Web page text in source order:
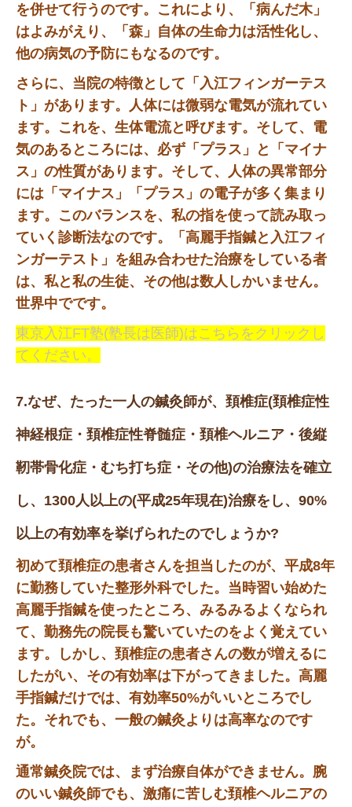
を併せて行うのです。これにより、「病んだ木」
はよみがえり、「森」自体の生命力は活性化し、
他の病気の予防にもなるのです。
さらに、当院の特徴として「入江フィンガーテス
ト」があります。人体には微弱な電気が流れてい
ます。これを、生体電流と呼びます。そして、電
気のあるところには、必ず「プラス」と「マイナ
ス」の性質があります。そして、人体の異常部分
には「マイナス」「プラス」の電子が多く集まり
ます。このバランスを、私の指を使って読み取っ
ていく診断法なのです。「高麗手指鍼と入江フィ
ンガーテスト」を組み合わせた治療をしている者
は、私と私の生徒、その他は数人しかいません。
世界中でです。
東京入江FT塾(塾長は医師)はこちらをクリックし
てください。
7.なぜ、たった一人の鍼灸師が、頚椎症(頚椎症性
神経根症・頚椎症性脊髄症・頚椎ヘルニア・後縦
靭帯骨化症・むち打ち症・その他)の治療法を確立
し、1300人以上の(平成25年現在)治療をし、90%
以上の有効率を挙げられたのでしょうか?
初めて頚椎症の患者さんを担当したのが、平成8年
に勤務していた整形外科でした。当時習い始めた
高麗手指鍼を使ったところ、みるみるよくなられ
て、勤務先の院長も驚いていたのをよく覚えてい
ます。しかし、頚椎症の患者さんの数が増えるに
したがい、その有効率は下がってきました。高麗
手指鍼だけでは、有効率50%がいいところでし
た。それでも、一般の鍼灸よりは高率なのです
が。
通常鍼灸院では、まず治療自体ができません。腕
のいい鍼灸師でも、激痛に苦しむ頚椎ヘルニアの